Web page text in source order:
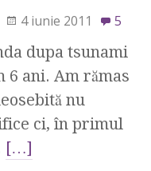
4 iunie 2011 5
dupa tsunami
ani. Am rămas
nu
ci, în primul
[…]